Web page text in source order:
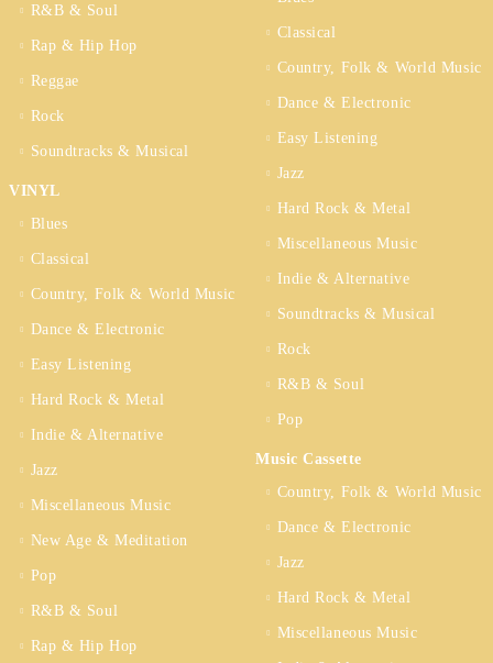
R&B & Soul
Rap & Hip Hop
Reggae
Rock
Soundtracks & Musical
VINYL
Blues
Classical
Country, Folk & World Music
Dance & Electronic
Easy Listening
Hard Rock & Metal
Indie & Alternative
Jazz
Miscellaneous Music
New Age & Meditation
Pop
R&B & Soul
Rap & Hip Hop
Classical
Country, Folk & World Music
Dance & Electronic
Easy Listening
Jazz
Hard Rock & Metal
Miscellaneous Music
Indie & Alternative
Soundtracks & Musical
Rock
R&B & Soul
Pop
Music Cassette
Country, Folk & World Music
Dance & Electronic
Jazz
Hard Rock & Metal
Miscellaneous Music